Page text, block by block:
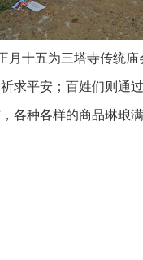
十五为三塔寺传统庙
求平安；百姓们则通
各种各样的商品琳琅